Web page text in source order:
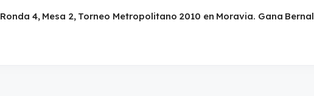
Ronda 4, Mesa 2, Torneo Metropolitano 2010 en Moravia. Gana Bernal